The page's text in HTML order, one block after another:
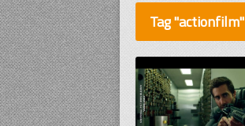
Tag "actionfilm"